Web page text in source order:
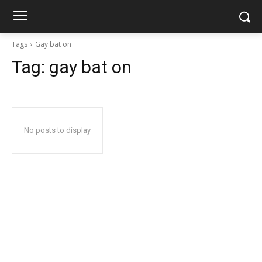
Tags Gay bat on
Tag: gay bat on
No posts to display